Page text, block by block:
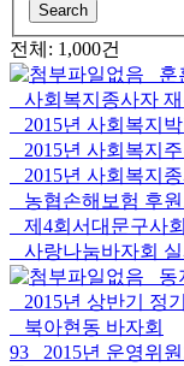
Search
전체: 1,000건
훈
사회복지종사자
2015년 사회복지박
2015년 사회복지
2015년 사회복지
농협손해보험 후
제4회서대문구사
사랑나눔바자회 실
동
2015년 상반기 정
북아현동 바자회
93
2015년 운영위원